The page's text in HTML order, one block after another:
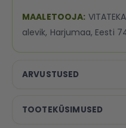
ARVUSTUSED
TOOTEKÜSIMUSED
MAALETOOJA:
alevik, Harjumaa, Eesti